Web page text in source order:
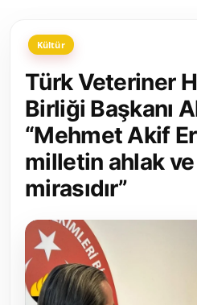
Siyasi Partiler
Yerel Yönetimler
Mülki İdare
Toplum ve Yaşam
Kamu Kurumları ve Üst Kurullar
Resmi Reklamlar
Kültür
Türk Veteriner
Birliği Başkanı
“Mehmet Akif
milletin ahlak
mirasıdır”